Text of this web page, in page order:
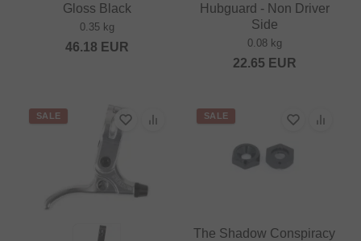
Gloss Black
0.35 kg
46.18 EUR
Hubguard - Non Driver
Side
0.08 kg
22.65 EUR
SALE SALE
The Shadow Conspiracy